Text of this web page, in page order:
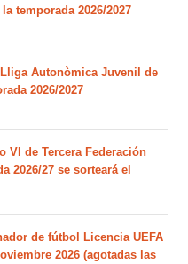
temporada 2026/2027
Autonòmica Juvenil de
2026/2027
VI de Tercera Federación
2026/27 se sorteará el
de fútbol Licencia UEFA
2026 (agotadas las